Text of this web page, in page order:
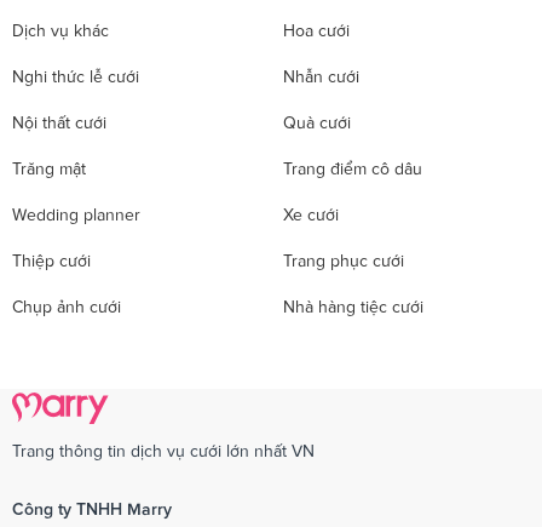
Dịch vụ khác Hoa cưới
Nghi thức lễ cưới Nhẫn cưới
Nội thất cưới Quà cưới
Trăng mật Trang điểm cô dâu
Wedding planner Xe cưới
Thiệp cưới Trang phục cưới
Chụp ảnh cưới Nhà hàng tiệc cưới
Trang thông tin dịch vụ cưới lớn nhất VN
Công ty TNHH Marry